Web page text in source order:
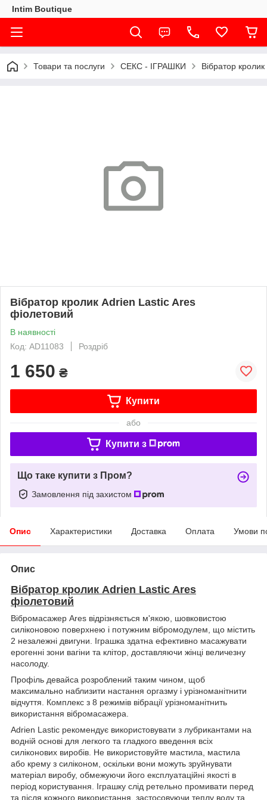
Intim Boutique
Товари та послуги СЕКС - ІГРАШКИ Вібратор
Вібратор кролик Adrien Lastic Ares
фіолетовий
В наявності
Код: AD11083
Роздріб
1 650 ₴
Купити
або
Купити з
Що таке купити з Пром?
Замовлення під захистом
Опис Характеристики Доставка Оплата Умови
Опис
Вібратор кролик Adrien Lastic Ares
фіолетовий
Вібромасажер Ares відрізняється м'якою, шовковистою
силіконовою поверхнею і потужним вібромодулем, що містить
2 незалежні двигуни. Іграшка здатна ефективно масажувати
ерогенні зони вагіни та клітор, доставляючи жінці величезну
насолоду.
Профіль девайса розроблений таким чином, щоб
максимально наблизити настання оргазму і урізноманітнити
відчуття. Комплекс з 8 режимів вібрації урізноманітнить
використання вібромасажера.
Adrien Lastic рекомендує використовувати з лубрикантами на
водній основі для легкого та гладкого введення всіх
силіконових виробів. Не використовуйте мастила, мастила
або крему з силіконом, оскільки вони можуть зруйнувати
матеріал виробу, обмежуючи його експлуатаційні якості в
період користування. Іграшку слід ретельно промивати перед
та після кожного використання, застосовуючи теплу воду та